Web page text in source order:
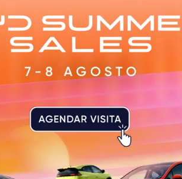
da prova japonesa num segundo
num duelo que perdurou uma hora
muito forte no encontro frente
valeu-lhe um triunfo claro por 6-1
segundo set, tendo estado a
de David Goffin, superior em alguns
ascendente para encerrar o
de atingir uma meia-final
Marin Cilic, 11.º da tabela.